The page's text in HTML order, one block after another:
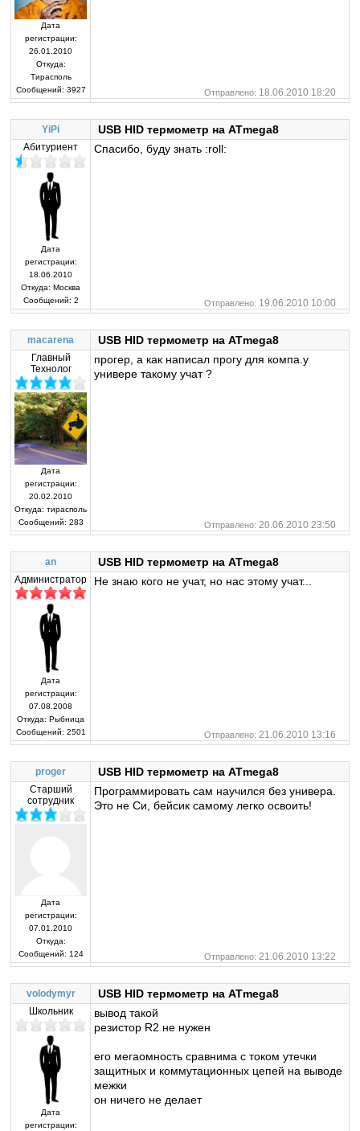
Дата
регистрации:
26.01.2010
Откуда:
Тирасполь
Сообщений: 3927 Отправлено: 18.06.2010 18:20
YiPi USB HID термометр на ATmega8
Абитуриент
Дата
регистрации:
18.06.2010
Откуда: Москва
Сообщений: 2
Спасибо, буду знать :roll:
Отправлено: 19.06.2010 10:00
macarena USB HID термометр на ATmega8
Главный
Технолог
Дата
регистрации:
20.02.2010
Откуда: тирасполь
Сообщений: 283
прогер, а как написал прогу для компа.у
универе такому учат ?
Отправлено: 20.06.2010 23:50
an USB HID термометр на ATmega8
Администратор
Дата
регистрации:
07.08.2008
Откуда: Рыбница
Сообщений: 2501
Не знаю кого не учат, но нас этому учат...
Отправлено: 21.06.2010 13:16
proger USB HID термометр на ATmega8
Старший
сотрудник
Дата
регистрации:
07.01.2010
Откуда:
Сообщений: 124
Программировать сам научился без универа.
Это не Си, бейсик самому легко освоить!
Отправлено: 21.06.2010 13:22
volodymyr USB HID термометр на ATmega8
Школьник
Дата
регистрации:
вывод такой
резистор R2 не нужен
его мегаомность сравнима с током утечки
защитных и коммутационных цепей на выводе
межки
он ничего не делает